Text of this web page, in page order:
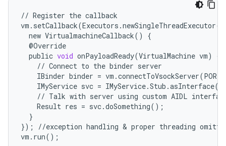
// Register the callback
vm . setCallback(Executors .newSingleThreadExecutor
new VirtualmachineCallback()
{
@Override
public void onPayloadReady(VirtualMachine vm)
{
// Connect to the binder server
IBinder binder = vm .connectToVsockServer(PORT
IMyService svc = IMyService.Stub .asInterface(
// Talk with server using custom AIDL
Result res = svc.doSomething();
}
});
//exception handling & proper threading
vm . run();